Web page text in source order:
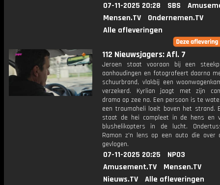
07-11-2025 20:28 SBS
Mensen.TV
Ondernemen.TV
Alle afleveringen
112 Nieuwsjagers: Afl. 7
Jeroen staat vooraan bij een
aanhoudingen en fotografeert daarna
schuurbrand, vlakbij een
verzekerd. Kyrlian jaagt met zijn
drama op zee na. Een persoon is te
een traumaheli loeit boven het strand.
staat de hei compleet in de hens en
blushelikopters in de lucht.
Ramon z'n lens op een auto die over
gevlogen.
07-11-2025 20:25
NPO3
Amusement.TV
Mensen.TV
Nieuws.TV
Alle afleveringen